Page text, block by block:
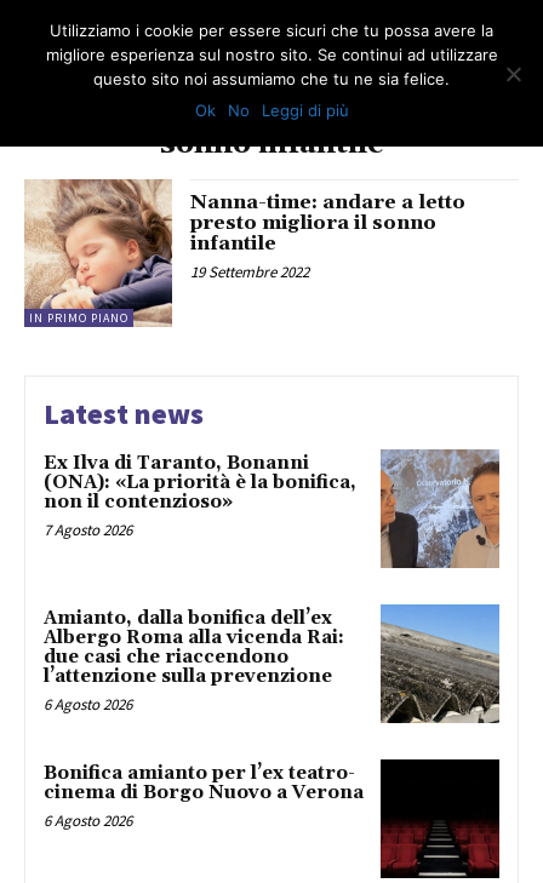
sonno infantile
IN PRIMO PIANO
Nanna-time: andare a letto
presto migliora il sonno
infantile
19 Settembre 2022
Latest news
Ex Ilva di Taranto, Bonanni
(ONA): «La priorità è la bonifica,
non il contenzioso»
7 Agosto 2026
Amianto, dalla bonifica dell’ex
Albergo Roma alla vicenda Rai:
due casi che riaccendono
l’attenzione sulla prevenzione
6 Agosto 2026
Bonifica amianto per l’ex teatro-
cinema di Borgo Nuovo a Verona
6 Agosto 2026
Utilizziamo i cookie per essere sicuri che tu possa avere la
migliore esperienza sul nostro sito. Se continui ad utilizzare
questo sito noi assumiamo che tu ne sia felice.
Ok
No Leggi di più